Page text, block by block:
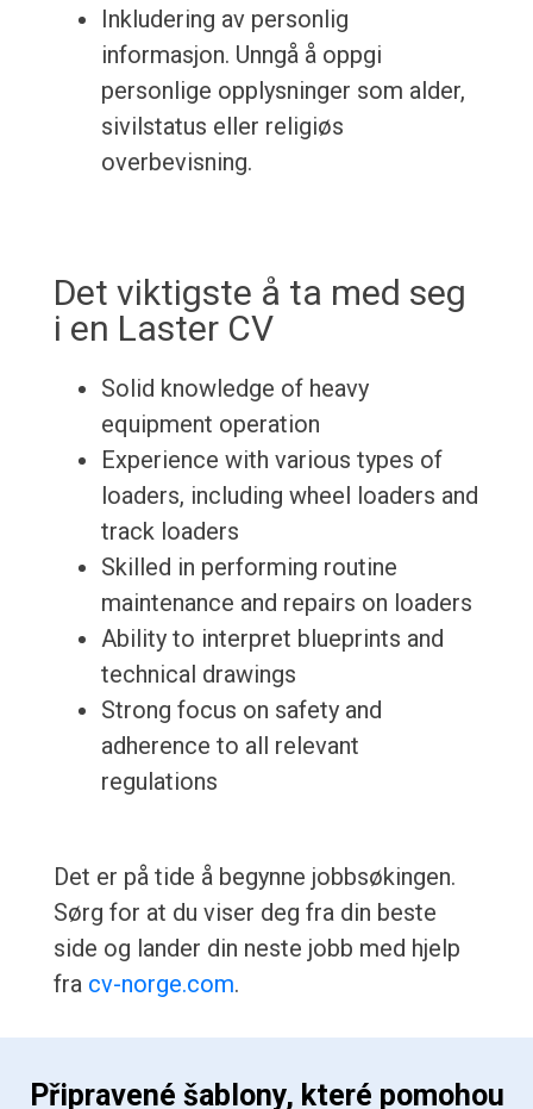
Inkludering av personlig
informasjon. Unngå å oppgi
personlige opplysninger som alder,
sivilstatus eller religiøs
overbevisning.
Det viktigste å ta med seg
i en Laster CV
Solid knowledge of heavy
equipment operation
Experience with various types of
loaders, including wheel loaders and
track loaders
Skilled in performing routine
maintenance and repairs on loaders
Ability to interpret blueprints and
technical drawings
Strong focus on safety and
adherence to all relevant
regulations
Det er på tide å begynne jobbsøkingen.
Sørg for at du viser deg fra din beste
side og lander din neste jobb med hjelp
fra cv-norge.com.